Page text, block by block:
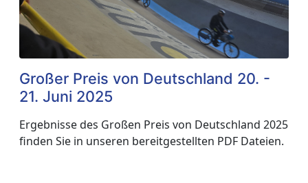
Großer Preis von Deutschland 20. -
21. Juni 2025
Ergebnisse des Großen Preis von Deutschland 2025
finden Sie in unseren bereitgestellten PDF Dateien.